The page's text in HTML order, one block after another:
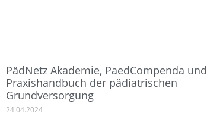
PädNetz Akademie, PaedCompenda und
Praxishandbuch der pädiatrischen
Grundversorgung
24.04.2024